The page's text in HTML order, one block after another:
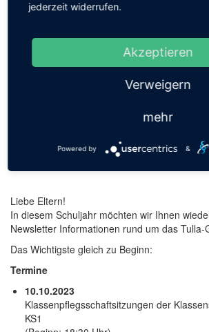
Newsletter Nr. 1
Liebe Eltern!
In diesem Schuljahr möchten wir Ihnen
Newsletter Informationen rund um das Tulla-
Das Wichtigste gleich zu Beginn:
Termine
10.10.2023
Klassenpflegsschaftsitzungen der
KS1
jederzeit widerrufen.
Akzeptieren
Verweigern
mehr
Powered by &